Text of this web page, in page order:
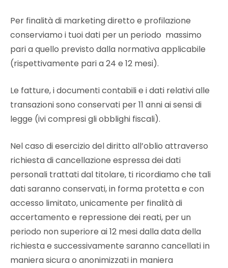
Per finalità di marketing diretto e profilazione
conserviamo i tuoi dati per un periodo massimo
pari a quello previsto dalla normativa applicabile
(rispettivamente pari a 24 e 12 mesi).
Le fatture, i documenti contabili e i dati relativi alle
transazioni sono conservati per 11 anni ai sensi di
legge (ivi compresi gli obblighi fiscali).
Nel caso di esercizio del diritto all’oblio attraverso
richiesta di cancellazione espressa dei dati
personali trattati dal titolare, ti ricordiamo che tali
dati saranno conservati, in forma protetta e con
accesso limitato, unicamente per finalità di
accertamento e repressione dei reati, per un
periodo non superiore ai 12 mesi dalla data della
richiesta e successivamente saranno cancellati in
maniera sicura o anonimizzati in maniera